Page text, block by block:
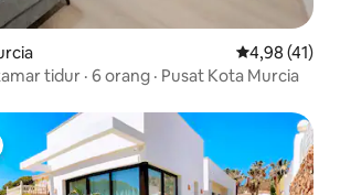
Nilai rata-
4,98 (41)
tidur · 6 orang · Pusat Kota Murcia